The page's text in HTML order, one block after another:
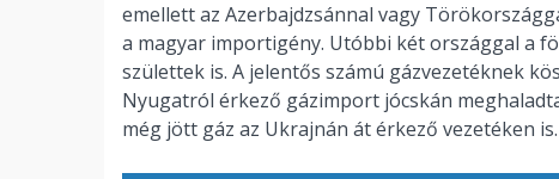
emellett az Azerbajdzsánnal vagy
a magyar importigény. Utóbbi két országgal a
születtek is. A jelentős számú gázvezetéknek
Nyugatról érkező gázimport jócskán
még jött gáz az Ukrajnán át érkező vezetéken is.